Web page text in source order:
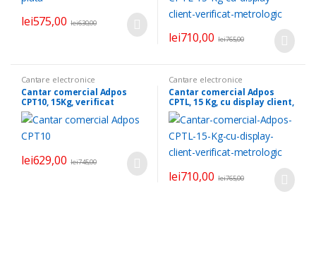
lei575,00 lei630,00
lei710,00 lei765,00
Cantare electronice
Cantar comercial Adpos
CPT10, 15Kg, verificat
metrologic
lei629,00 lei745,00
Cantare electronice
Cantar comercial Adpos
CPTL, 15 Kg, cu display client,
verificat metrologic
lei710,00 lei765,00